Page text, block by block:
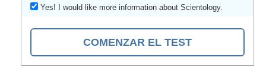
Yes! I would like more information about Scientology.
COMENZAR EL TEST